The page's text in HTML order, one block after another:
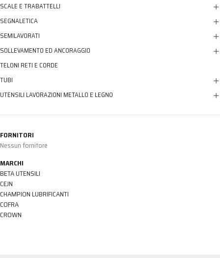
SCALE E TRABATTELLI
SEGNALETICA
SEMILAVORATI
SOLLEVAMENTO ED ANCORAGGIO
TELONI RETI E CORDE
TUBI
UTENSILI LAVORAZIONI METALLO E LEGNO
FORNITORI
Nessun fornitore
MARCHI
BETA UTENSILI
CEJN
CHAMPION LUBRIFICANTI
COFRA
CROWN